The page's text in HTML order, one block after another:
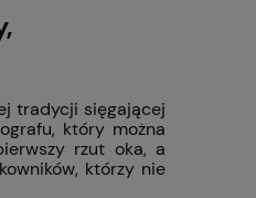
tradycji sięgającej
który można
rzut oka, a
którzy nie